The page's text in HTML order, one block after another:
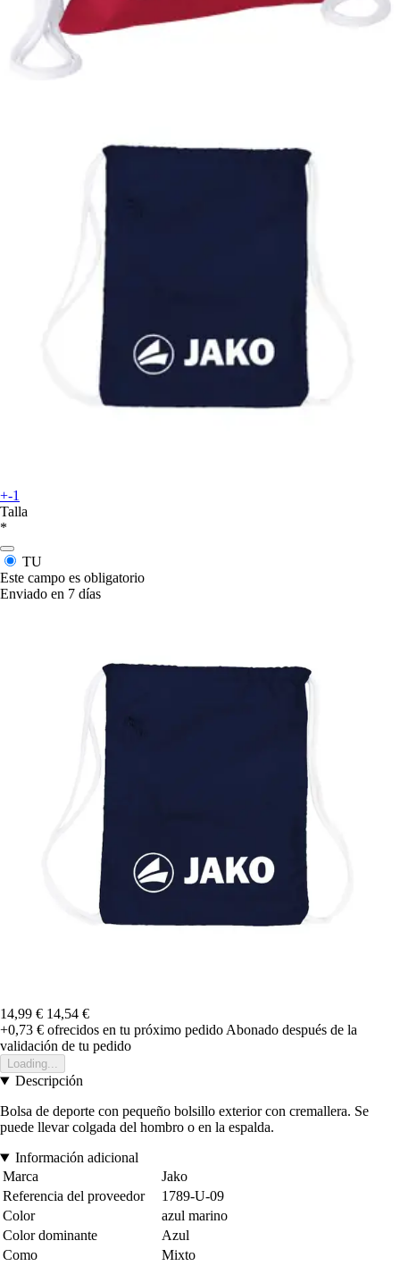
+-1
Talla
*
TU
Este campo es obligatorio
Enviado en 7 días
14,99 € 14,54 €
+0,73 € ofrecidos en tu próximo pedido Abonado después de la
validación de tu pedido
Loading...
Descripción
Bolsa de deporte con pequeño bolsillo exterior con cremallera. Se
puede llevar colgada del hombro o en la espalda.
Información adicional
Marca
Jako
Referencia del proveedor
1789-U-09
Color
azul marino
Color dominante
Azul
Como
Mixto